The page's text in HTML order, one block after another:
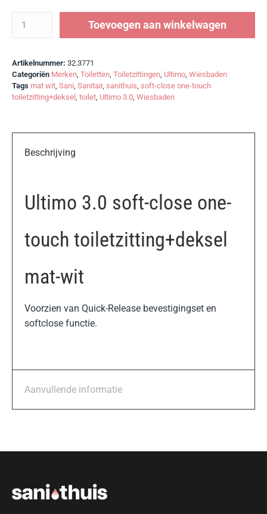
Toevoegen aan winkelwagen
Artikelnummer: 32.3771
Categoriën Merken Toiletten Toiletzittingen Ultimo Wiesbaden
Tags mat wit Sani Sanitair, sanithuis soft-close one-touch
toiletzitting+deksel toilet Ultimo 3.0 Wiesbaden
Beschrijving
Ultimo 3.0 soft-close one-
touch toiletzitting+deksel
mat-wit
Voorzien van Quick-Release bevestigingset en
softclose functie.
Aanvullende informatie